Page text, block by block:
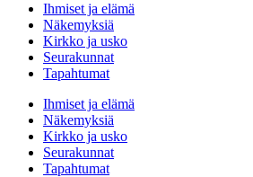
Ihmiset ja elämä
Näkemyksiä
Kirkko ja usko
Seurakunnat
Tapahtumat
Ihmiset ja elämä
Näkemyksiä
Kirkko ja usko
Seurakunnat
Tapahtumat